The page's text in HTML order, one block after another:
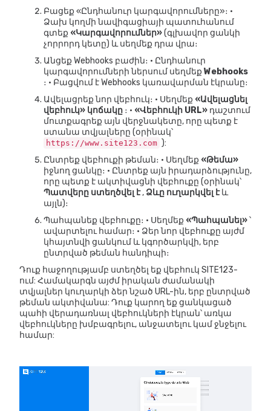
Բացեք «Ընդհանուր կարգավորումները»։ •
Ձախ կողմի նավիգացիայի պատուհանում
գտեք «Կարգավորումներ»(գլխավոր ցանկի
չորրորդ կետը) և սեղմեք դրա վրա։
Անցեք Webhooks բաժին։ • Ընդհանուր
կարգավորումների ներսում սեղմեք Webhooks
։ • Բացվում է Webhooks կառավարման էկրանը։
Ավելացրեք նոր վեբհուկ։ • Սեղմեք «Ավելացնել
վեբհուկ» կոճակը ։ • «Վեբհուկի URL» դաշտում
մուտքագրեք այն վերջնակետը, որը պետք է
ստանա տվյալները (օրինակ՝
https://www.site123.com ):
Ընտրեք վեբհուքի թեման։ • Սեղմեք «Թեմա»
իջնող ցանկը։ • Ընտրեք այն իրադարձությունը,
որը պետք է ակտիվացնի վեբհուքը (օրինակ՝
Պատվերը ստեղծվել է, Ձևը ուղարկվել էև
այլն)։
Պահպանեք վեբհուքը։ • Սեղմեք «Պահպանել»՝
ավարտելու համար։ • Ձեր նոր վեբհուքը այժմ
կհայտնվի ցանկում և կգործարկվի, երբ
ընտրված թեման հանդիպի։
Դուք հաջողությամբ ստեղծել եք վեբհուկ SITE123-
ում: Համակարգն այժմ իրական ժամանակի
տվյալներ կուղարկի ձեր նշած URL-ին, երբ ընտրված
թեման ակտիվանա: Դուք կարող եք ցանկացած
պահի վերադառնալ վեբհուկների էկրան՝ առկա
վեբհուկները խմբագրելու, անջատելու կամ ջնջելու
համար: